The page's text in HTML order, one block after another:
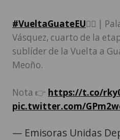
#VueltaGuateEU🚴‍♂️ |
Vásquez, cuarto de la
sublíder de la Vuelta a
Meoño.
Nota 👉 https://t.co/
pic.twitter.com/
— Emisoras Unidas